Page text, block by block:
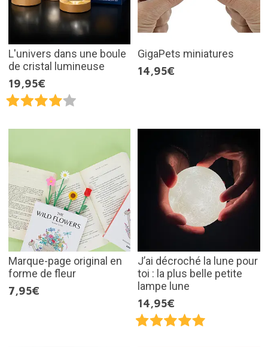
L'univers dans une boule
de cristal lumineuse
19,95€
GigaPets miniatures
14,95€
Marque-page original en
forme de fleur
7,95€
J’ai décroché la lune pour
toi : la plus belle petite
lampe lune
14,95€